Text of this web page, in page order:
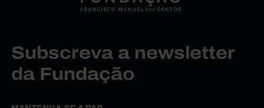
Subscreva a newsletter
da Fundação